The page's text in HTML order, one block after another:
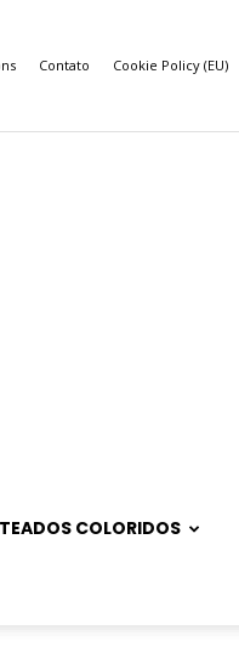
Contato Cookie Policy (EU)
COLORIDOS